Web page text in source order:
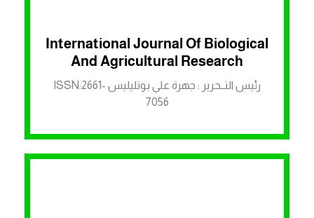
International Journal Of Biological
And Agricultural Research
رئيس التــحرير : جهرة علي بوتليليس ISSN:2661-
7056
الرابط لمنصة ASJP